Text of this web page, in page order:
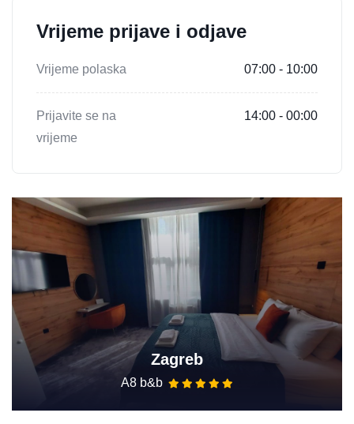
Vrijeme prijave i odjave
Vrijeme polaska 07:00 - 10:00
Prijavite se na
vrijeme
14:00 - 00:00
Zagreb
A8 b&b